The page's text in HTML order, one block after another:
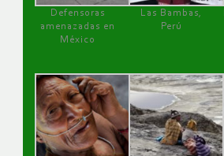
Defensoras
amenazadas en
México
Las Bambas,
Perú